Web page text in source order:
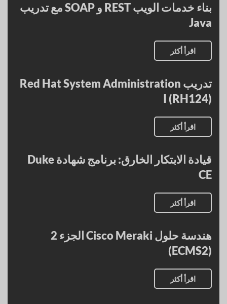
بناء خدمات الويب REST و SOAP مع تدريب
Java
اقرأ أكثر
تدريب Red Hat System Administration
I (RH124)
اقرأ أكثر
قيادة الابتكار الخارق: برنامج شهادة Duke
CE
اقرأ أكثر
هندسة حلول Cisco Meraki الجزء 2
(ECMS2)
اقرأ أكثر